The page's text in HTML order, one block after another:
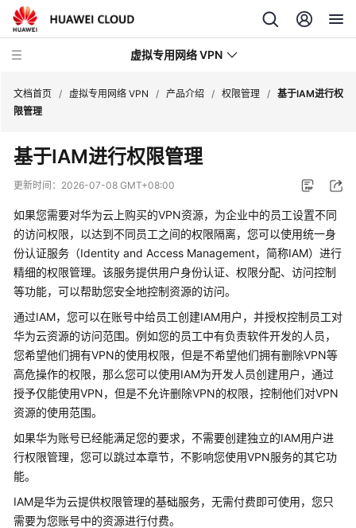
虚拟专用网络 VPN
最
新
动
产
品
介
绍
图
解
虚
拟
专
用
络
么
是
文档首页 / 虚拟专用网络 VPN / 产品介绍 / 权限管理 / 基于IAM进行权
限管理
基于IAM进行权限管理
更新时间： 2026-07-08 GMT+08:00
如果您需要对华为云上购买的VPN资源，为企业中的员工设置不同
的访问权限，以达到不同员工之间的权限隔离，您可以使用统一身
份认证服务（Identity and Access Management，简称IAM）进行
精细的权限管理。该服务提供用户身份认证、权限分配、访问控制
等功能，可以帮助您安全地控制资源的访问。
通过IAM，您可以在账号中给员工创建IAM用户，并授权控制员工对
华为云资源的访问范围。例如您的员工中有负责软件开发的人员，
您希望他们拥有VPN的使用权限，但是不希望他们拥有删除VPN等
高危操作的权限，那么您可以使用IAM为开发人员创建用户，通过
授予仅能使用VPN，但是不允许删除VPN的权限，控制他们对VPN
资源的使用范围。
如果华为账号已经能满足您的要求，不需要创建独立的IAM用户进
行权限管理，您可以跳过本章节，不影响您使用VPN服务的其它功
能。
IAM是华为云提供权限管理的基础服务，无需付费即可使用，您只
需要为您账号中的资源进行付费。